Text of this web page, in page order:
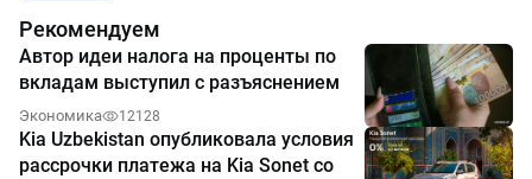
Рекомендуем
Автор идеи налога на проценты по
вкладам выступил с разъяснением
Экономика 12128
Kia Uzbekistan опубликовала условия
рассрочки платежа на Kia Sonet со